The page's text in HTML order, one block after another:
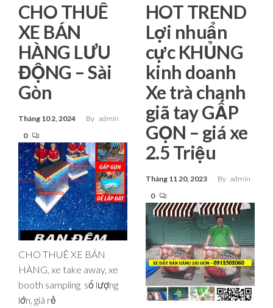
CHO THUÊ
XE BÁN
HÀNG LƯU
ĐỘNG – Sài
Gòn
Tháng 10 2, 2024 By admin
0
CHO THUÊ XE BÁN
HÀNG, xe take away, xe
booth sampling số lượng
lớn, giá rẻ
HOT TREND
Lợi nhuẩn
cực KHỦNG
kinh doanh
Xe trà chanh
giã tay GẤP
GỌN – giá xe
2.5 Triệu
Tháng 11 20, 2023 By admin
0